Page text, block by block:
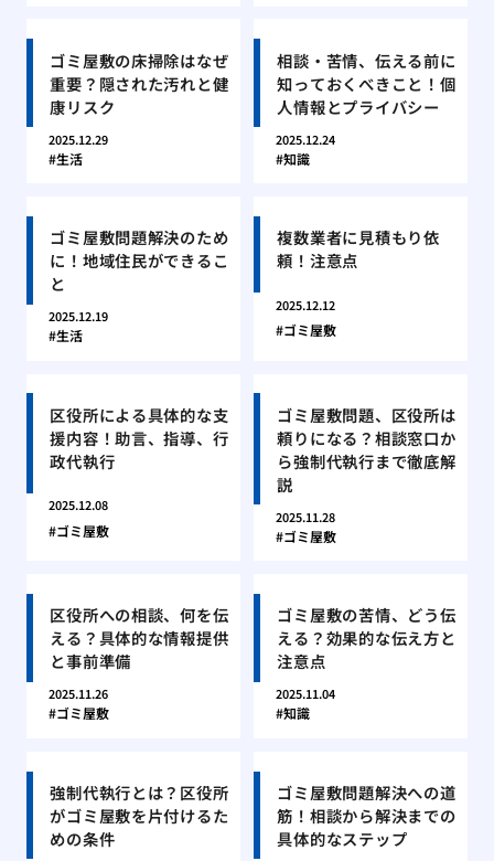
ゴミ屋敷の床掃除はなぜ
重要？隠された汚れと健
康リスク
2025.12.29
生活
相談・苦情、伝える前に
知っておくべきこと！個
人情報とプライバシー
2025.12.24
知識
ゴミ屋敷問題解決のため
に！地域住民ができるこ
と
2025.12.19
生活
複数業者に見積もり依
頼！注意点
2025.12.12
ゴミ屋敷
区役所による具体的な支
援内容！助言、指導、行
政代執行
2025.12.08
ゴミ屋敷
ゴミ屋敷問題、区役所は
頼りになる？相談窓口か
ら強制代執行まで徹底解
説
2025.11.28
ゴミ屋敷
区役所への相談、何を伝
える？具体的な情報提供
と事前準備
2025.11.26
ゴミ屋敷
ゴミ屋敷の苦情、どう伝
える？効果的な伝え方と
注意点
2025.11.04
知識
強制代執行とは？区役所
がゴミ屋敷を片付けるた
めの条件
ゴミ屋敷問題解決への道
筋！相談から解決までの
具体的なステップ